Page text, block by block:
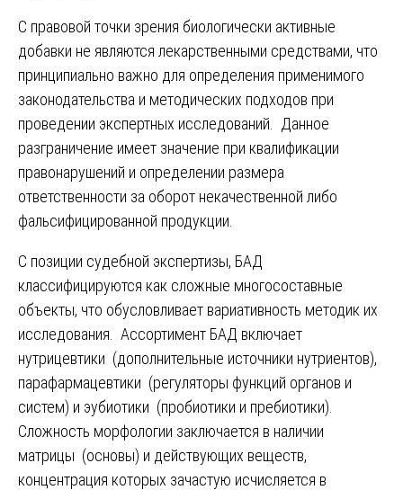
С правовой точки зрения биологически активные
добавки не являются лекарственными средствами, что
принципиально важно для определения применимого
законодательства и методических подходов при
проведении экспертных исследований. Данное
разграничение имеет значение при квалификации
правонарушений и определении размера
ответственности за оборот некачественной либо
фальсифицированной продукции.
С позиции судебной экспертизы, БАД
классифицируются как сложные многосоставные
объекты, что обусловливает вариативность методик их
исследования. Ассортимент БАД включает
нутрицевтики (дополнительные источники нутриентов),
парафармацевтики (регуляторы функций органов и
систем) и эубиотики (пробиотики и пребиотики).
Сложность морфологии заключается в наличии
матрицы (основы) и действующих веществ,
концентрация которых зачастую исчисляется в